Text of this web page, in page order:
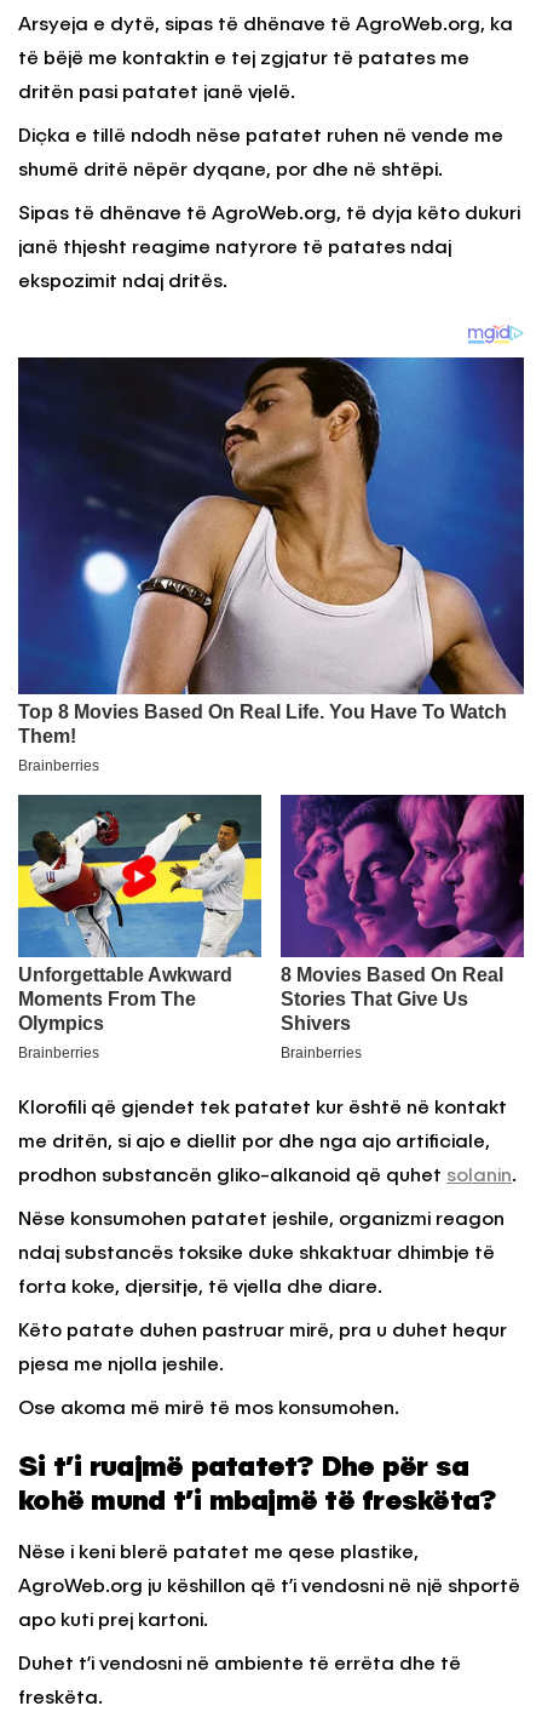
Arsyeja e dytë, sipas të dhënave të AgroWeb.org, ka
të bëjë me kontaktin e tej zgjatur të patates me
dritën pasi patatet janë vjelë.
Diçka e tillë ndodh nëse patatet ruhen në vende me
shumë dritë nëpër dyqane, por dhe në shtëpi.
Sipas të dhënave të AgroWeb.org, të dyja këto dukuri
janë thjesht reagime natyrore të patates ndaj
ekspozimit ndaj dritës.
Klorofili që gjendet tek patatet kur është në kontakt
me dritën, si ajo e diellit por dhe nga ajo artificiale,
prodhon substancën gliko-alkanoid që quhet solanin.
Nëse konsumohen patatet jeshile, organizmi reagon
ndaj substancës toksike duke shkaktuar dhimbje të
forta koke, djersitje, të vjella dhe diare.
Këto patate duhen pastruar mirë, pra u duhet hequr
pjesa me njolla jeshile.
Ose akoma më mirë të mos konsumohen.
Si t’i ruajmë patatet? Dhe për sa
kohë mund t’i mbajmë të freskëta?
Nëse i keni blerë patatet me qese plastike,
AgroWeb.org ju këshillon që t’i vendosni në një shportë
apo kuti prej kartoni.
Duhet t’i vendosni në ambiente të errëta dhe të
freskëta.